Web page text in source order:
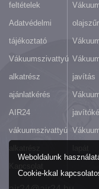
feltételek
Adatvédelmi
tájékoztató
Vákuumszivattyú
alkatrész
ajánlatkérés
AIR24
vákuumszivattyú
javítás
Weboldalunk
Cookie-kkal